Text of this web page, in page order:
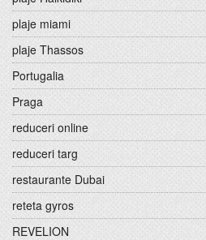
plaje miami
plaje Thassos
Portugalia
Praga
reduceri online
reduceri targ
restaurante Dubai
reteta gyros
REVELION